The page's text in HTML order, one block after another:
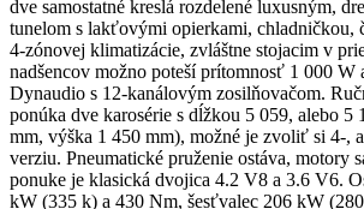
dve samostatné kreslá rozdelené luxusným,
tunelom s lakťovými opierkami, chladničkou,
4-zónovej klimatizácie, zvláštne stojacim v
nadšencov možno poteší prítomnosť 1 000 W
Dynaudio s 12-kanálovým zosilňovačom.
ponúka dve karosérie s dĺžkou 5 059, alebo 5
mm, výška 1 450 mm), možné je zvoliť si 4-,
verziu. Pneumatické pruženie ostáva, motory
ponuke je klasická dvojica 4.2 V8 a 3.6 V6.
kW (335 k) a 430 Nm, šesťvalec 206 kW